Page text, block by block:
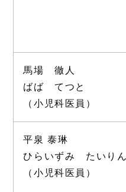
馬場 徹人
ばば てつと
（小児科医員）
平泉 泰琳
ひらいずみ たいりん
（小児科医員）